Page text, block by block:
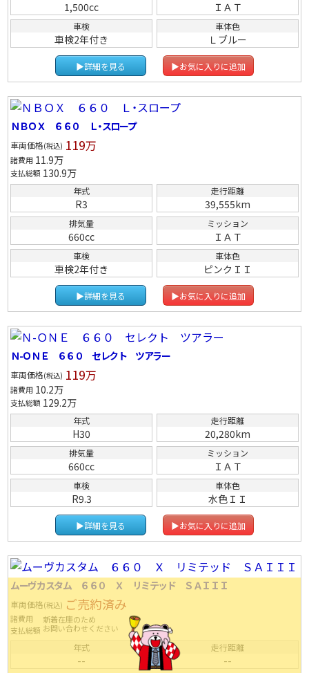
1,500cc ＩＡＴ
車検
車検2年付き
車体色
Ｌブルー
▶詳細を見る ▶お気に入りに追加
ＮＢＯＸ ６６０ Ｌ・スロープ
車両価格(税込) 119万
諸費用 11.9万
支払総額 130.9万
年式
R3
走行距離
39,555km
排気量
660cc
ミッション
ＩＡＴ
車検
車検2年付き
車体色
ピンクＩＩ
▶詳細を見る ▶お気に入りに追加
Ｎ-ＯＮＥ ６６０ セレクト ツアラー
車両価格(税込) 119万
諸費用 10.2万
支払総額 129.2万
年式
H30
走行距離
20,280km
排気量
660cc
ミッション
ＩＡＴ
車検
R9.3
車体色
水色ＩＩ
▶詳細を見る ▶お気に入りに追加
ムーヴカスタム ６６０ Ｘ リミテッド ＳＡＩＩＩ
車両価格(税込) ご売約済み
諸費用
支払総額
新着在庫のため
お問い合わせください
年式
--
走行距離
--